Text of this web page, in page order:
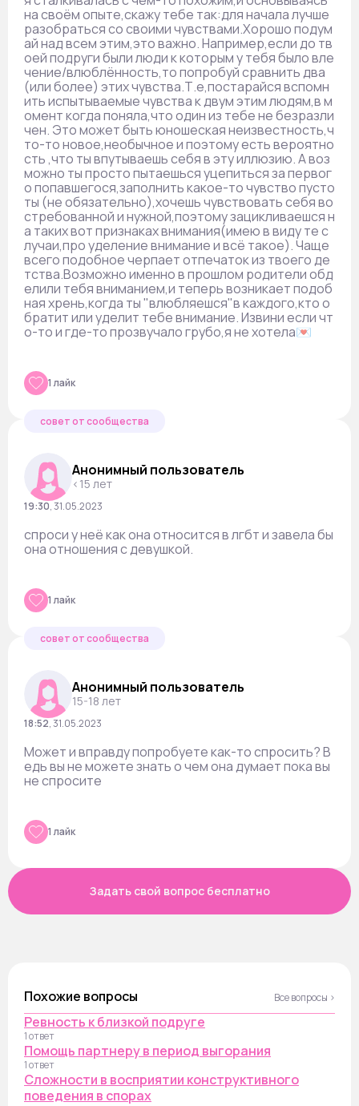
на своём опыте,скажу тебе так:для начала лучше
разобраться со своими чувствами.Хорошо подум
ай над всем этим,это важно. Например,если до тв
оей подруги были люди к которым у тебя было вле
чение/влюблённость,то попробуй сравнить два
(или более) этих чувства.Т.е,постарайся вспомн
ить испытываемые чувства к двум этим людям,в м
омент когда поняла,что один из тебе не безразли
чен. Это может быть юношеская неизвестность,ч
то-то новое,необычное и поэтому есть вероятно
сть ,что ты впутываешь себя в эту иллюзию. А воз
можно ты просто пытаешься уцепиться за первог
о попавшегося,заполнить какое-то чувство пусто
ты (не обязательно),хочешь чувствовать себя во
стребованной и нужной,поэтому зацикливаешся н
а таких вот признаках внимания(имею в виду те с
лучаи,про уделение внимание и всё такое). Чаще
всего подобное черпает отпечаток из твоего де
тства.Возможно именно в прошлом родители обд
елили тебя вниманием,и теперь возникает подоб
ная хрень,когда ты "влюбляешся"в каждого,кто о
братит или уделит тебе внимание. Извини если чт
о-то и где-то прозвучало грубо,я не хотела💌
1 лайк
совет от сообщества
Анонимный пользователь
<15 лет
19:30,31.05.2023
спроси у неё как она относится в лгбт и завела бы
она отношения с девушкой.
1 лайк
совет от сообщества
Анонимный пользователь
15-18 лет
18:52,31.05.2023
Может и вправду попробуете как-то спросить? В
едь вы не можете знать о чем она думает пока вы
не спросите
1 лайк
Задать свой вопрос бесплатно
Похожие вопросы Все вопросы ›
Ревность к близкой подруге
1 ответ
Помощь партнеру в период выгорания
1 ответ
Сложности в восприятии конструктивного
поведения в спорах